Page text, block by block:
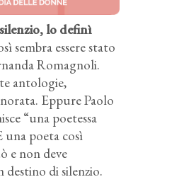
lo definì
sembra essere stato
Romagnoli.
antologie,
Eppure Paolo
“una poetessa
una poeta così
e non deve
destino di silenzio.